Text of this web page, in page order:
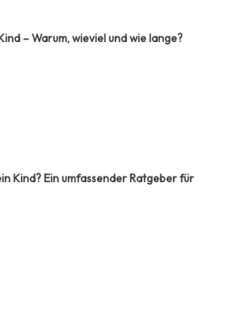
– Warum, wieviel und wie lange?
Kind? Ein umfassender Ratgeber für